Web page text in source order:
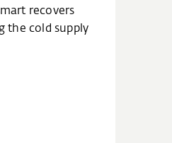
recovers
the cold supply